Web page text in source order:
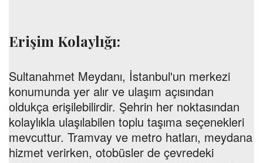
Erişim Kolaylığı:
Sultanahmet Meydanı, İstanbul'un merkezi
konumunda yer alır ve ulaşım açısından
oldukça erişilebilirdir. Şehrin her noktasından
kolaylıkla ulaşılabilen toplu taşıma seçenekleri
mevcuttur. Tramvay ve metro hatları, meydana
hizmet verirken, otobüsler de çevredeki